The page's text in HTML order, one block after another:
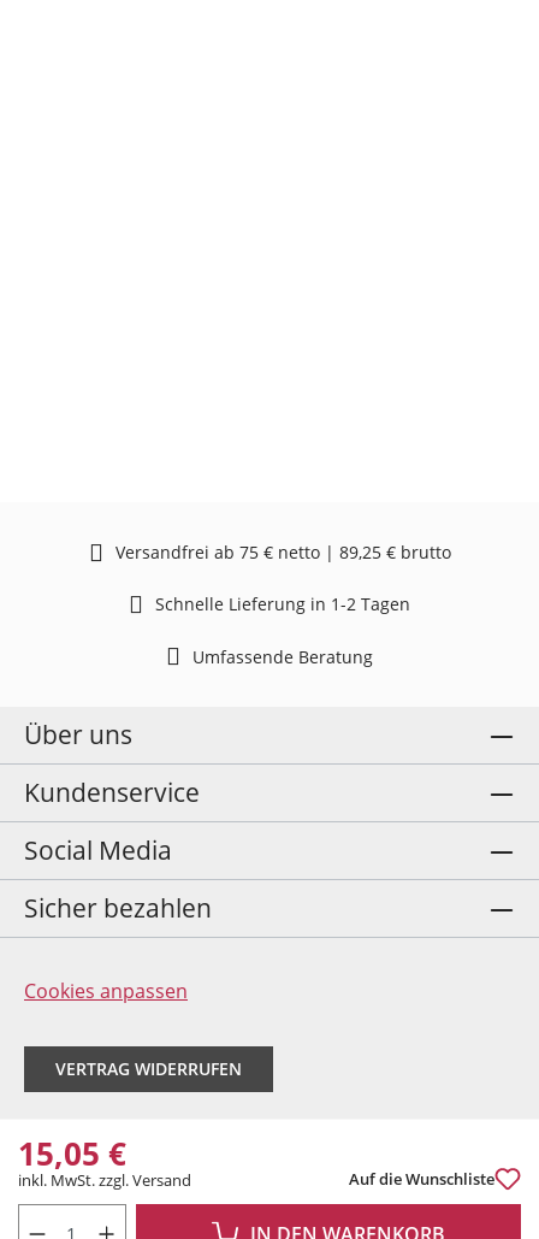
15,05 €
inkl. MwSt. zzgl. Versand Auf die Wunschliste
IN DEN WARENKORB
Versandfrei ab 75 € netto | 89,25 € brutto
Schnelle Lieferung in 1-2 Tagen
Umfassende Beratung
Über uns
Kundenservice
Social Media
Sicher bezahlen
Cookies anpassen
VERTRAG WIDERRUFEN